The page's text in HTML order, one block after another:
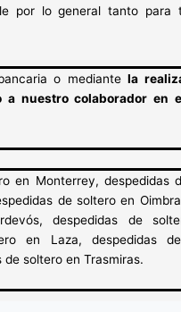
por lo general tanto para
o mediantela
a nuestro colaborador en
en Monterrey, despedidas
de soltero en
despedidas de
en Laza, despedidas
de soltero en Trasmiras.